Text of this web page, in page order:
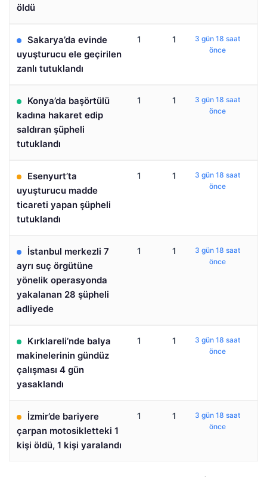
öldü
Sakarya’da evinde
uyuşturucu ele geçirilen
zanlı tutuklandı
1 1
3 gün 18 saat
önce
Konya’da başörtülü
kadına hakaret edip
saldıran şüpheli
tutuklandı
1 1
3 gün 18 saat
önce
Esenyurt’ta
uyuşturucu madde
ticareti yapan şüpheli
tutuklandı
1 1
3 gün 18 saat
önce
İstanbul merkezli 7
ayrı suç örgütüne
yönelik operasyonda
yakalanan 28 şüpheli
adliyede
1 1
3 gün 18 saat
önce
Kırklareli’nde balya
makinelerinin gündüz
çalışması 4 gün
yasaklandı
1 1
3 gün 18 saat
önce
İzmir’de bariyere
çarpan motosikletteki 1
kişi öldü, 1 kişi yaralandı
1 1
3 gün 18 saat
önce